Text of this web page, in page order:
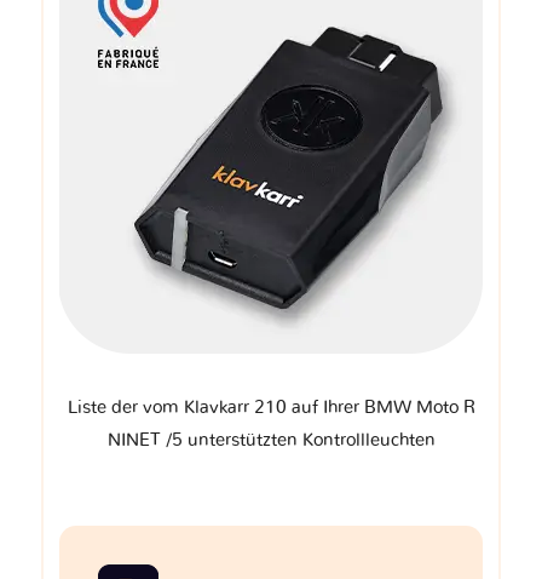
Liste der vom Klavkarr 210 auf Ihrer BMW Moto R
NINET /5 unterstützten Kontrollleuchten